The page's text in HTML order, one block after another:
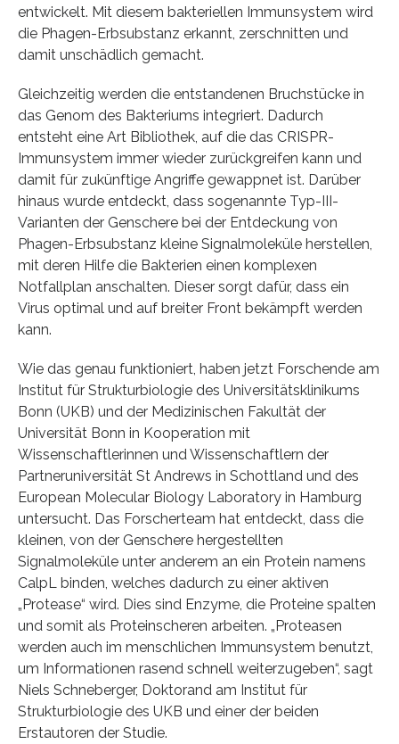
entwickelt. Mit diesem bakteriellen Immunsystem wird
die Phagen-Erbsubstanz erkannt, zerschnitten und
damit unschädlich gemacht.
Gleichzeitig werden die entstandenen Bruchstücke in
das Genom des Bakteriums integriert. Dadurch
entsteht eine Art Bibliothek, auf die das CRISPR-
Immunsystem immer wieder zurückgreifen kann und
damit für zukünftige Angriffe gewappnet ist. Darüber
hinaus wurde entdeckt, dass sogenannte Typ-III-
Varianten der Genschere bei der Entdeckung von
Phagen-Erbsubstanz kleine Signalmoleküle herstellen,
mit deren Hilfe die Bakterien einen komplexen
Notfallplan anschalten. Dieser sorgt dafür, dass ein
Virus optimal und auf breiter Front bekämpft werden
kann.
Wie das genau funktioniert, haben jetzt Forschende am
Institut für Strukturbiologie des Universitätsklinikums
Bonn (UKB) und der Medizinischen Fakultät der
Universität Bonn in Kooperation mit
Wissenschaftlerinnen und Wissenschaftlern der
Partneruniversität St Andrews in Schottland und des
European Molecular Biology Laboratory in Hamburg
untersucht. Das Forscherteam hat entdeckt, dass die
kleinen, von der Genschere hergestellten
Signalmoleküle unter anderem an ein Protein namens
CalpL binden, welches dadurch zu einer aktiven
„Protease“ wird. Dies sind Enzyme, die Proteine spalten
und somit als Proteinscheren arbeiten. „Proteasen
werden auch im menschlichen Immunsystem benutzt,
um Informationen rasend schnell weiterzugeben“, sagt
Niels Schneberger, Doktorand am Institut für
Strukturbiologie des UKB und einer der beiden
Erstautoren der Studie.